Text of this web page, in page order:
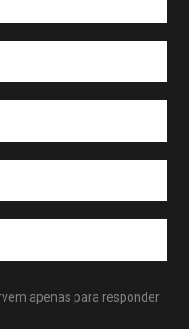
apenas para responder